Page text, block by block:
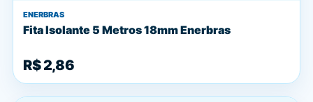
ENERBRAS
Fita Isolante 5 Metros 18mm Enerbras
R$ 2,86